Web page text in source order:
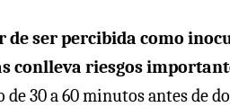
de ser percibida como
conlleva riesgos
30 a 60 minutos antes de